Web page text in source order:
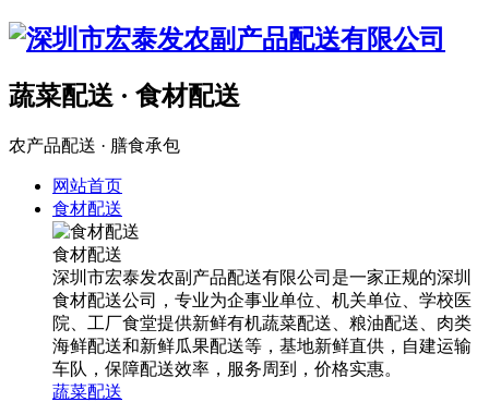
蔬菜配送 · 食材配送
农产品配送 · 膳食承包
网站首页
食材配送
食材配送
深圳市宏泰发农副产品配送有限公司是一家正规的深圳
食材配送公司，专业为企事业单位、机关单位、学校医
院、工厂食堂提供新鲜有机蔬菜配送、粮油配送、肉类
海鲜配送和新鲜瓜果配送等，基地新鲜直供，自建运输
车队，保障配送效率，服务周到，价格实惠。
蔬菜配送